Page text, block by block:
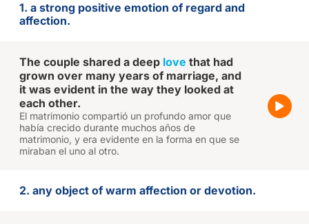
1. a strong positive emotion of regard and
affection.
The couple shared a deep love that had
grown over many years of marriage, and
it was evident in the way they looked at
each other.
El matrimonio compartió un profundo amor que
había crecido durante muchos años de
matrimonio, y era evidente en la forma en que se
miraban el uno al otro.
2. any object of warm affection or devotion.